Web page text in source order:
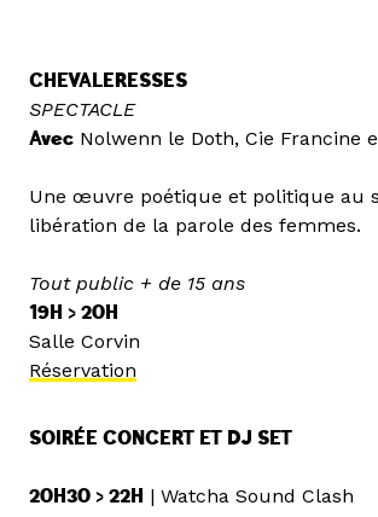
CHEVALERESSES
SPECTACLE
Avec Nolwenn le Doth, Cie Francine
Une œuvre poétique et politique au
libération de la parole des femmes.
Tout public + de 15 ans
19H > 20H
Salle Corvin
Réservation
SOIRÉE CONCERT ET DJ SET
20H30 > 22H | Watcha Sound Clash